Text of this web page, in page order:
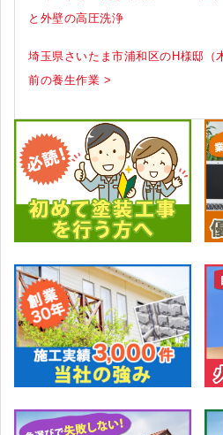
と外壁の高圧洗浄
埼玉県さいたま市浦和区のH様邸（
前の養生作業 >